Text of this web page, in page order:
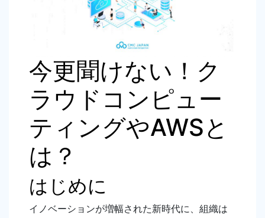
今更聞けない！ク
ラウドコンピュー
ティングやAWSと
は？
はじめに
イノベーションが増幅された新時代に、組織は